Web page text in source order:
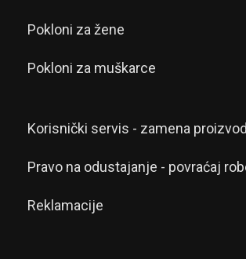
Pokloni za žene
Pokloni za muškarce
Korisnički servis - zamena
Pravo na odustajanje - povraćaj
Reklamacije